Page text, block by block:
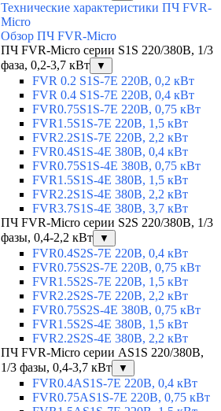
Технические характеристики ПЧ FVR-
Micro
Обзор ПЧ FVR-Micro
ПЧ FVR-Micro серии S1S 220/380В, 1/3
фаза, 0,2-3,7 кВт
▼
FVR 0.2 S1S-7E 220В, 0,2 кВт
FVR 0.4 S1S-7E 220В, 0,4 кВт
FVR0.75S1S-7E 220В, 0,75 кВт
FVR1.5S1S-7E 220В, 1,5 кВт
FVR2.2S1S-7E 220В, 2,2 кВт
FVR0.4S1S-4E 380В, 0,4 кВт
FVR0.75S1S-4E 380В, 0,75 кВт
FVR1.5S1S-4E 380В, 1,5 кВт
FVR2.2S1S-4E 380В, 2,2 кВт
FVR3.7S1S-4E 380В, 3,7 кВт
ПЧ FVR-Micro серии S2S 220/380В, 1/3
фазы, 0,4-2,2 кВт
▼
FVR0.4S2S-7E 220В, 0,4 кВт
FVR0.75S2S-7E 220В, 0,75 кВт
FVR1.5S2S-7E 220В, 1,5 кВт
FVR2.2S2S-7E 220В, 2,2 кВт
FVR0.75S2S-4E 380В, 0,75 кВт
FVR1.5S2S-4E 380В, 1,5 кВт
FVR2.2S2S-4E 380В, 2,2 кВт
ПЧ FVR-Micro серии AS1S 220/380В,
1/3 фазы, 0,4-3,7 кВт
▼
FVR0.4AS1S-7E 220В, 0,4 кВт
FVR0.75AS1S-7E 220В, 0,75 кВт